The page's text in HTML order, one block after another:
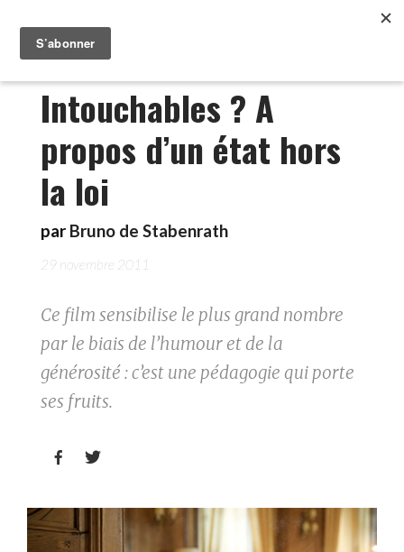
Intouchables ? A
propos d’un état hors
la loi
par Bruno de Stabenrath
29 novembre 2011
Ce film sensibilise le plus grand nombre
par le biais de l’humour et de la
générosité : c’est une pédagogie qui porte
ses fruits.
 